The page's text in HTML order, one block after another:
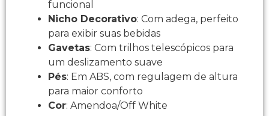
funcional
Nicho Decorativo: Com adega, perfeito
para exibir suas bebidas
Gavetas: Com trilhos telescópicos para
um deslizamento suave
Pés: Em ABS, com regulagem de altura
para maior conforto
Cor: Amendoa/Off White